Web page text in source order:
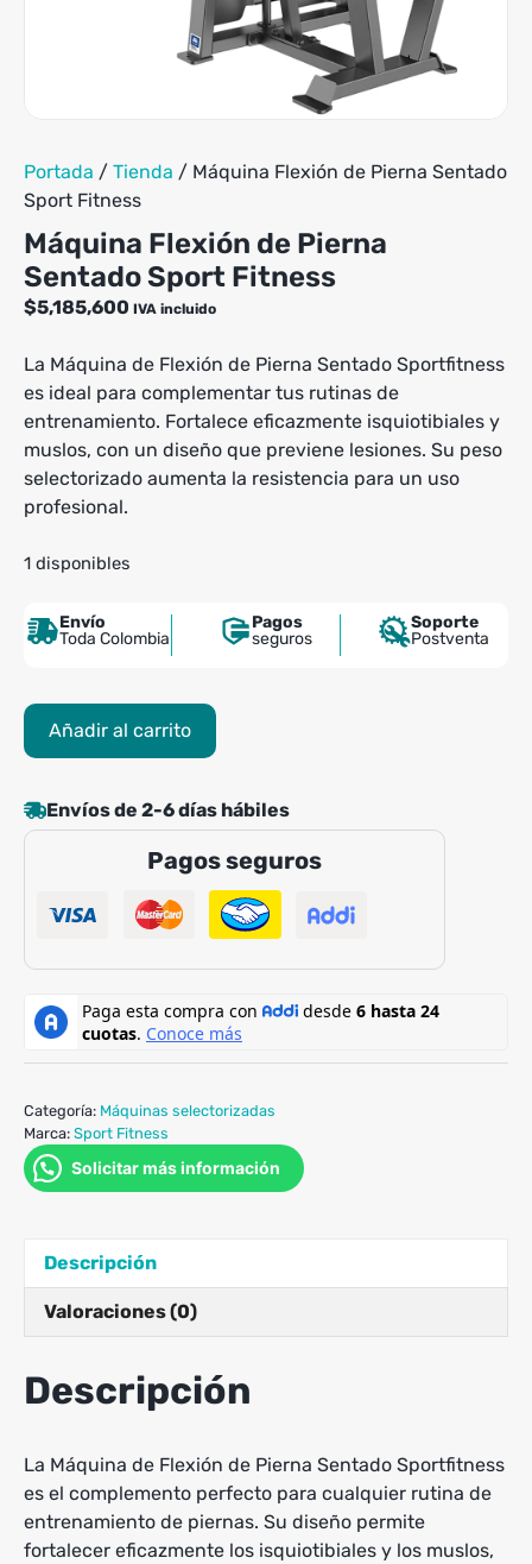
Portada / Tienda / Máquina Flexión de Pierna Sentado
Sport Fitness
Máquina Flexión de Pierna
Sentado Sport Fitness
$5,185,600 IVA incluido
La Máquina de Flexión de Pierna Sentado Sportfitness
es ideal para complementar tus rutinas de
entrenamiento. Fortalece eficazmente isquiotibiales y
muslos, con un diseño que previene lesiones. Su peso
selectorizado aumenta la resistencia para un uso
profesional.
1 disponibles
Envío
Toda Colombia
Pagos
seguros
Soporte
Postventa
Máquina
Flexión
Pierna
Sentado
cantidad
Añadir al carrito
Envíos de 2-6 días hábiles
Pagos seguros
Categoría: Máquinas selectorizadas
Marca: Sport Fitness
Solicitar más información
Descripción
Valoraciones (0)
Descripción
La Máquina de Flexión de Pierna Sentado Sportfitness
es el complemento perfecto para cualquier rutina de
entrenamiento de piernas. Su diseño permite
fortalecer eficazmente los isquiotibiales y los muslos,